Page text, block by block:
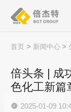
首页 > 新闻中心 >
倍头条 | 成
色化工新篇
 2025-01-09